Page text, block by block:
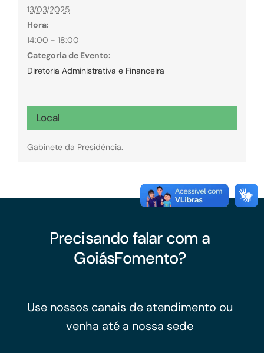
13/03/2025
Hora:
14:00 - 18:00
Categoria de Evento:
Diretoria Administrativa e Financeira
Local
Gabinete da Presidência.
Precisando falar com a
GoiásFomento?
Use nossos canais de atendimento ou
venha até a nossa sede